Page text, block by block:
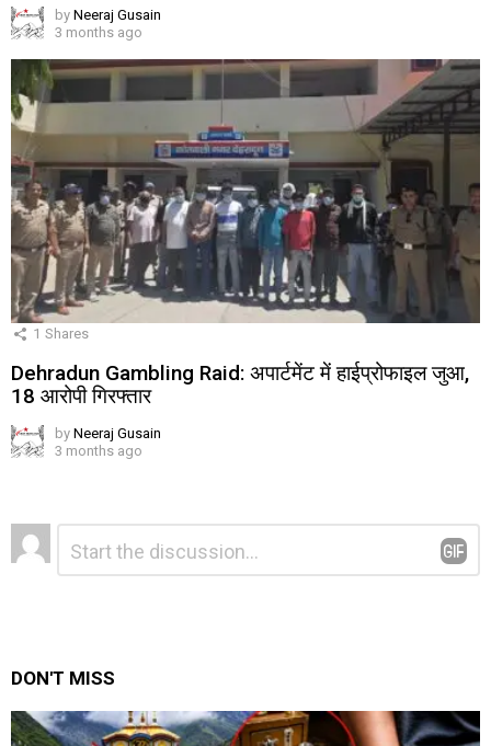
by Neeraj Gusain
3 months ago
1 Shares
Dehradun Gambling Raid: अपार्टमेंट में हाईप्रोफाइल जुआ,
18 आरोपी गिरफ्तार
by Neeraj Gusain
3 months ago
Leave
a
Reply
Comment
DON'T MISS